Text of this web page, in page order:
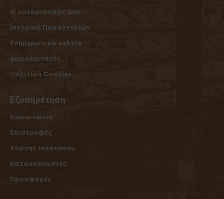
O Λογαριασμός μου
Ιστορικό Παραγγελιών
Ενημερωτικά Δελτία
Δωροεπιταγές
Πολιτική Cookies
Εξυπηρέτηση
Επικοινωνία
Επιστροφές
Χάρτης Ιστότοπου
Κατασκευαστές
Προσφορές